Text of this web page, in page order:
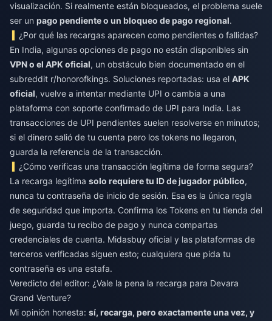
visualización. Si realmente están bloqueados, el problema suele
ser un pago pendiente o un bloqueo de pago regional.
¿Por qué las recargas aparecen como pendientes o fallidas?
En India, algunas opciones de pago no están disponibles sin
VPN o el APK oficial, un obstáculo bien documentado en el
subreddit r/honorofkings. Soluciones reportadas: usa el APK
oficial, vuelve a intentar mediante UPI o cambia a una
plataforma con soporte confirmado de UPI para India. Las
transacciones de UPI pendientes suelen resolverse en minutos;
si el dinero salió de tu cuenta pero los tokens no llegaron,
guarda la referencia de la transacción.
¿Cómo verificas una transacción legítima de forma segura?
La recarga legítima solo requiere tu ID de jugador público,
nunca tu contraseña de inicio de sesión. Esa es la única regla
de seguridad que importa. Confirma los Tokens en tu tienda del
juego, guarda tu recibo de pago y nunca compartas
credenciales de cuenta. Midasbuy oficial y las plataformas de
terceros verificadas siguen esto; cualquiera que pida tu
contraseña es una estafa.
Veredicto del editor: ¿Vale la pena la recarga para Devara
Grand Venture?
Mi opinión honesta: sí, recarga, pero exactamente una vez, y